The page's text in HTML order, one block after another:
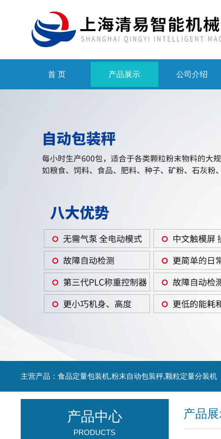
首 页 产品展示 公司介绍
主营产品：食品定量包装机,粉末自动包装秤,颗粒定量分装机
产品
产品中心
PRODUCTS